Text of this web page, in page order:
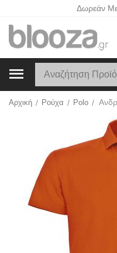
Δωρεάν
Αρχική / Ρούχα / Polo /